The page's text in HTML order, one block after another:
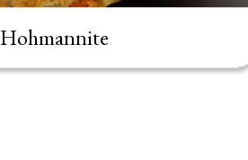
Hohmannite